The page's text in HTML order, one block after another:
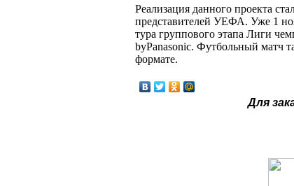
Реализация данного проекта
представителей УЕФА. Уже 1
тура группового этапа Лиги
byPanasonic. Футбольный матч
формате.
Для